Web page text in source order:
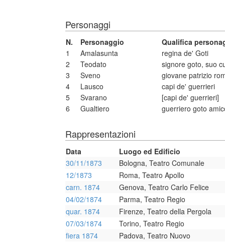
Personaggi
N. Personaggio
Qualifica
1
Amalasunta
regina de' Goti
2
Teodato
signore goto, suo
3
Sveno
giovane patrizio
4
Lausco
capi de' guerrieri
5
Svarano
[capi de' guerrieri]
6
Gualtiero guerriero goto
Rappresentazioni
Data
Luogo ed Edificio
30/11/1873
Bologna, Teatro Comunale
12/1873
Roma, Teatro Apollo
carn. 1874
Genova, Teatro Carlo Felice
04/02/1874
Parma, Teatro Regio
quar. 1874
Firenze, Teatro della Pergola
07/03/1874
Torino, Teatro Regio
fiera 1874
Padova, Teatro Nuovo